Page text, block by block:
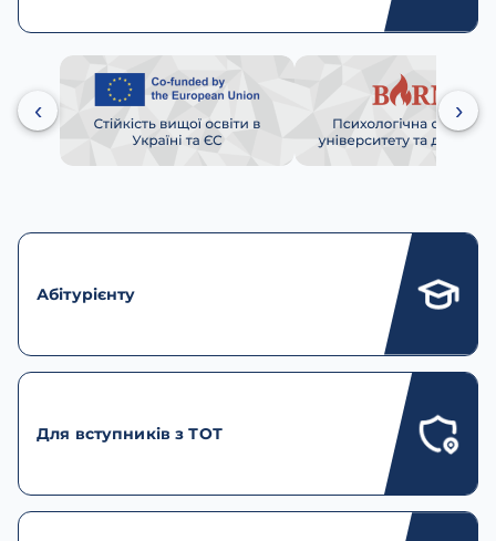
Абітурієнту
Для вступників з ТОТ
‹ ›